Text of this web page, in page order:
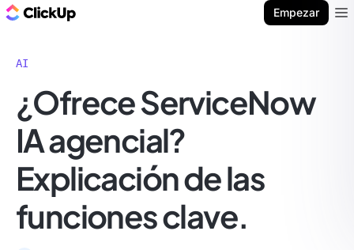
Empezar
AI
¿Ofrece ServiceNow
IA agencial?
Explicación de las
funciones clave.